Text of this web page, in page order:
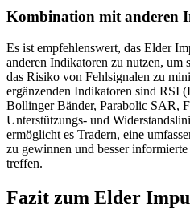
Kombination mit anderen
Es ist empfehlenswert, das Elder
anderen Indikatoren zu nutzen, um
das Risiko von Fehlsignalen zu
ergänzenden Indikatoren sind RSI
Bollinger Bänder, Parabolic SAR,
Unterstützungs- und
ermöglicht es Tradern, eine
zu gewinnen und besser
treffen.
Fazit zum Elder